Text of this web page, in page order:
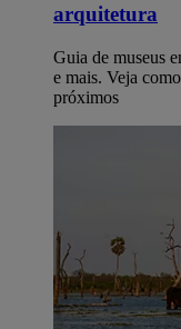
arquitetura
Guia de museus
e mais. Veja
próximos